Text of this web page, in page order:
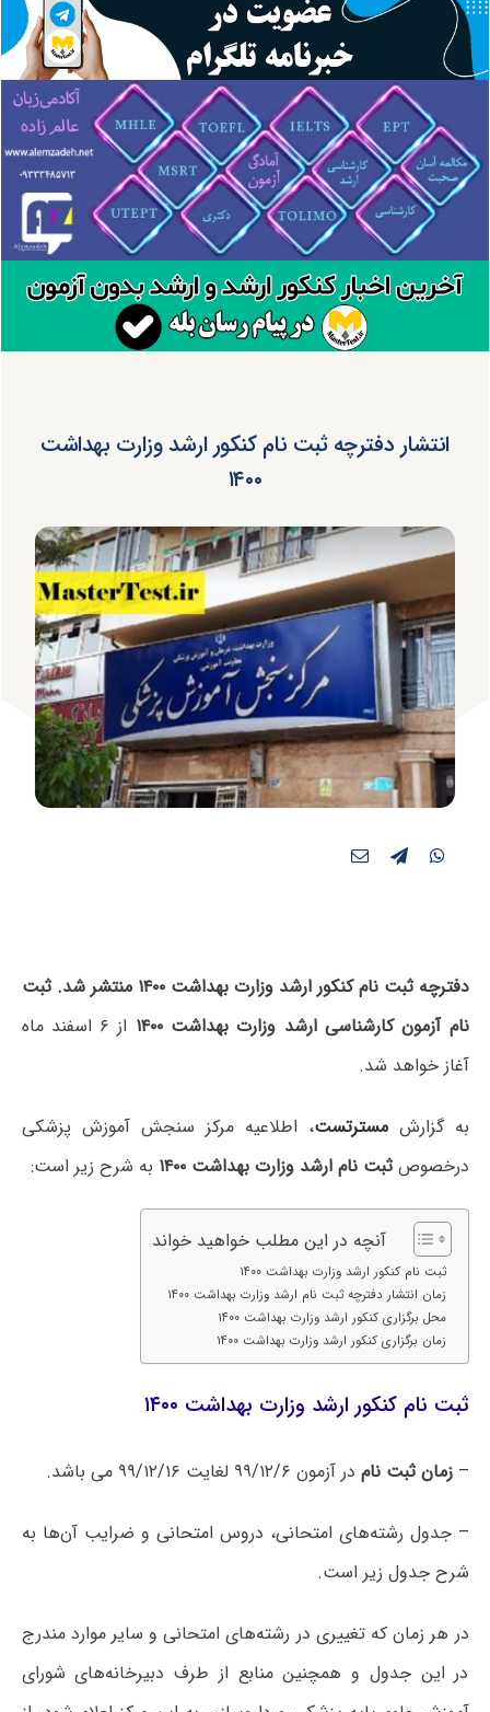
انتشار دفترچه ثبت نام کنکور ارشد وزارت بهداشت
۱۴۰۰
دفترچه ثبت نام کنکور ارشد وزارت بهداشت ۱۴۰۰ منتشر شد. ثبت
نام آزمون کارشناسی ارشد وزارت بهداشت ۱۴۰۰
از ۶ اسفند ماه
آغاز خواهد شد.
به گزارشمسترتست، اطلاعیه مرکز سنجش آموزش پزشکی
درخصوص ثبت نام ارشد وزارت بهداشت ۱۴۰۰ به شرح زیر است:
آنچه در این مطلب خواهید خواند
ثبت نام کنکور ارشد وزارت بهداشت ۱۴۰۰
زمان انتشار دفترچه ثبت نام ارشد وزارت بهداشت ۱۴۰۰
محل برگزاری کنکور ارشد وزارت بهداشت ۱۴۰۰
زمان برگزاری کنکور ارشد وزارت بهداشت ۱۴۰۰
ثبت نام کنکور ارشد وزارت بهداشت ۱۴۰۰
–زمان ثبت نام در آزمون ۹۹/۱۲/۶ لغایت ۹۹/۱۲/۱۶ می باشد.
– جدول رشته‌های امتحانی، دروس امتحانی و ضرایب آن‌ها به
شرح جدول زیر است.
در هر زمان که تغییری در رشته‌های امتحانی و سایر موارد مندرج
در این جدول و همچنین منابع از طرف دبیرخانه‌های شورای